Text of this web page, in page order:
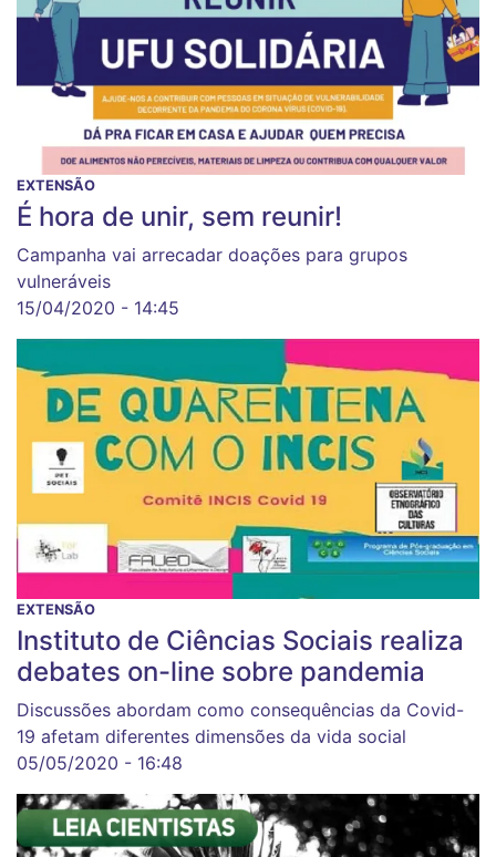
EXTENSÃO
É hora de unir, sem reunir!
Campanha vai arrecadar doações para grupos
vulneráveis
15/04/2020 - 14:45
EXTENSÃO
Instituto de Ciências Sociais realiza
debates on-line sobre pandemia
Discussões abordam como consequências da Covid-
19 afetam diferentes dimensões da vida social
05/05/2020 - 16:48